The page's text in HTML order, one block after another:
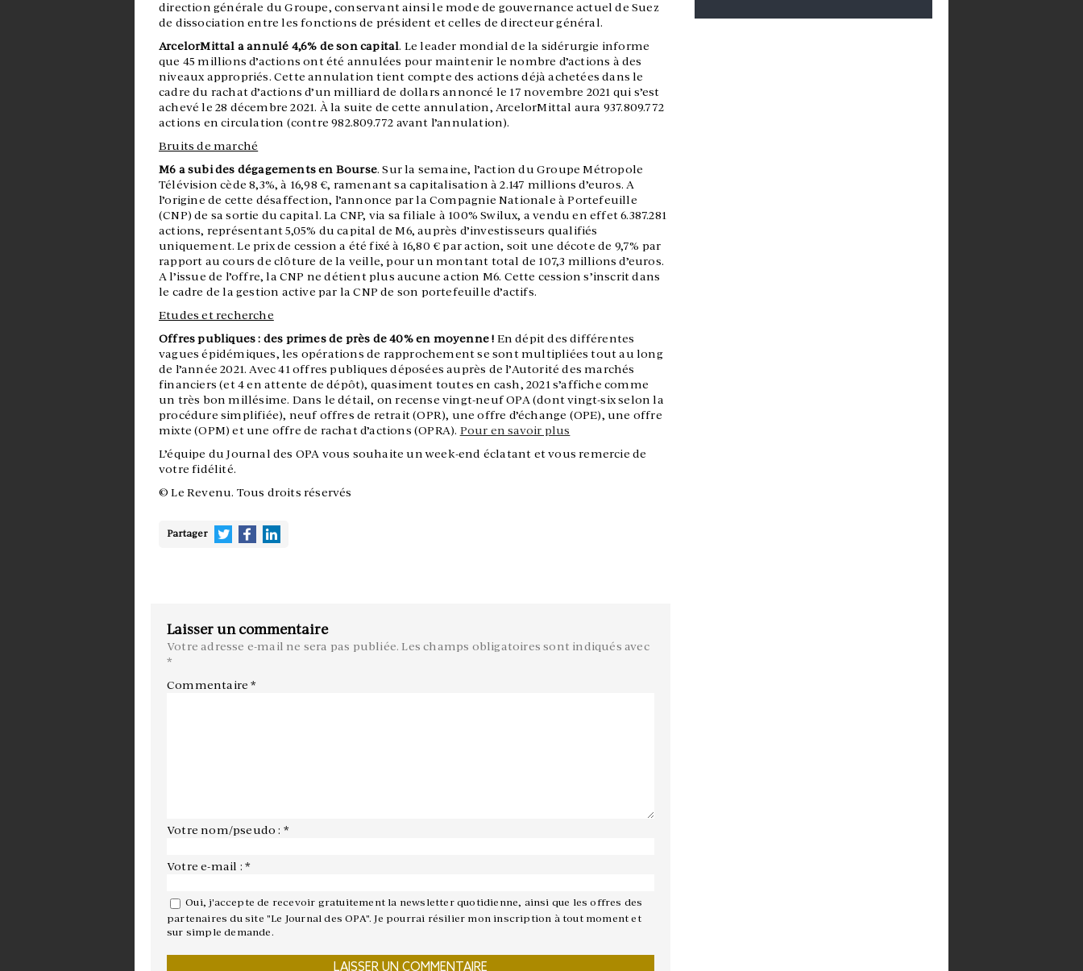
direction générale du Groupe, conservant ainsi le mode de gouvernance actuel de Suez
de dissociation entre les fonctions de président et celles de directeur général.
ArcelorMittal a annulé 4,6% de son capital. Le leader mondial de la sidérurgie informe
que 45 millions d’actions ont été annulées pour maintenir le nombre d’actions à des
niveaux appropriés. Cette annulation tient compte des actions déjà achetées dans le
cadre du rachat d’actions d’un milliard de dollars annoncé le 17 novembre 2021 qui s’est
achevé le 28 décembre 2021. À la suite de cette annulation, ArcelorMittal aura 937.809.772
actions en circulation (contre 982.809.772 avant l’annulation).
Bruits de marché
M6 a subi des dégagements en Bourse. Sur la semaine, l’action du Groupe Métropole
Télévision cède 8,3%, à 16,98 €, ramenant sa capitalisation à 2.147 millions d’euros. A
l’origine de cette désaffection, l’annonce par la Compagnie Nationale à Portefeuille
(CNP) de sa sortie du capital. La CNP, via sa filiale à 100% Swilux, a vendu en effet 6.387.281
actions, représentant 5,05% du capital de M6, auprès d’investisseurs qualifiés
uniquement. Le prix de cession a été fixé à 16,80 € par action, soit une décote de 9,7% par
rapport au cours de clôture de la veille, pour un montant total de 107,3 ​​millions d’euros.
A l’issue de l’offre, la CNP ne détient plus aucune action M6. Cette cession s’inscrit dans
le cadre de la gestion active par la CNP de son portefeuille d’actifs.
Etudes et recherche
Offres publiques : des primes de près de 40% en moyenne ! En dépit des différentes
vagues épidémiques, les opérations de rapprochement se sont multipliées tout au long
de l’année 2021. Avec 41 offres publiques déposées auprès de l’Autorité des marchés
financiers (et 4 en attente de dépôt), quasiment toutes en cash, 2021 s’affiche comme
un très bon millésime. Dans le détail, on recense vingt-neuf OPA (dont vingt-six selon la
procédure simplifiée), neuf offres de retrait (OPR), une offre d’échange (OPE), une offre
mixte (OPM) et une offre de rachat d’actions (OPRA). Pour en savoir plus
L’équipe du Journal des OPA vous souhaite un week-end éclatant et vous remercie de
votre fidélité.
© Le Revenu. Tous droits réservés
Partager
Laisser un commentaire
Votre adresse e-mail ne sera pas publiée. Les champs obligatoires sont indiqués avec
*
Commentaire*
Votre nom/pseudo : *
Votre e-mail : *
Oui, j'accepte de recevoir gratuitement la newsletter quotidienne, ainsi que les offres des
partenaires du site "Le Journal des OPA". Je pourrai résilier mon inscription à tout moment et
sur simple demande.